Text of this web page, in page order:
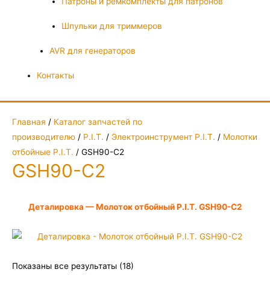
Шпульки для триммеров
AVR для генераторов
Контакты
Главная / Каталог запчастей по
производителю / P.I.T. / Электроинструмент P.I.T. / Молотки
отбойные P.I.T. / GSH90-C2
GSH90-C2
Деталировка — Молоток отбойный P.I.T. GSH90-C2
Показаны все результаты (18)